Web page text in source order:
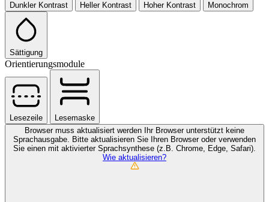
Dunkler Kontrast Heller Kontrast Hoher Kontrast Monochrom
Sättigung
Orientierungsmodule
Lesezeile
Lesemaske
Browser muss aktualisiert werden
Ihr Browser unterstützt keine
Sprachausgabe. Bitte aktualisieren Sie Ihren Browser oder verwenden
Sie einen mit aktivierter Sprachsynthese (z.B. Chrome, Edge, Safari).
Wie aktualisieren?